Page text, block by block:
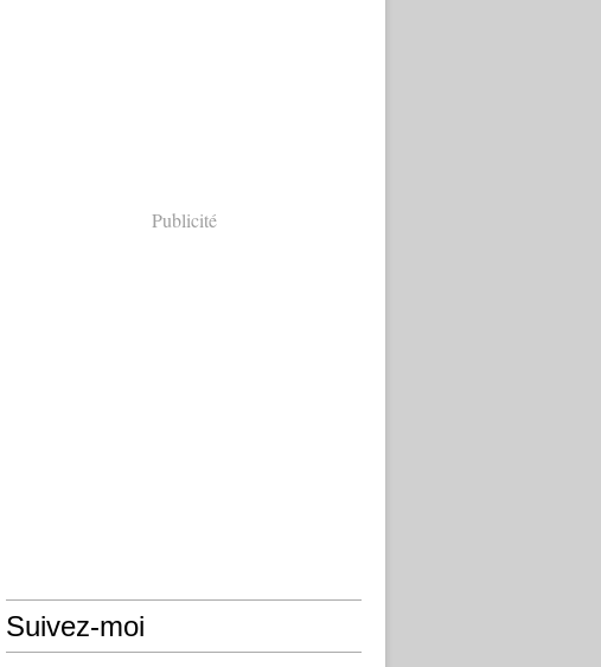
Publicité
Suivez-moi